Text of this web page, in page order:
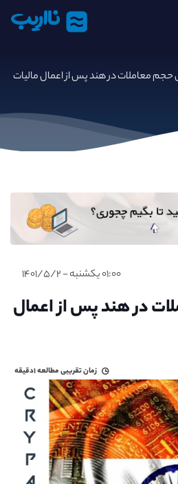
نااریب
معاملات در هند پس از اعمال مالیات
۰۱:۰۰ یکشنبه - ۱۴۰۱/۵/۲
در هند پس از اعمال
زمان تقریبی مطالعه۱دقیقه